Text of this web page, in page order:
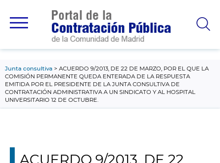
principal
Junta consultiva
ACUERDO 9/2013, DE 22 DE MARZO, POR EL QUE LA
COMISIÓN PERMANENTE QUEDA ENTERADA DE LA RESPUESTA
EMITIDA POR EL PRESIDENTE DE LA JUNTA CONSULTIVA DE
CONTRATACIÓN ADMINISTRATIVA A UN SINDICATO Y AL HOSPITAL
UNIVERSITARIO 12 DE OCTUBRE.
ACUERDO 9/2013, DE 22